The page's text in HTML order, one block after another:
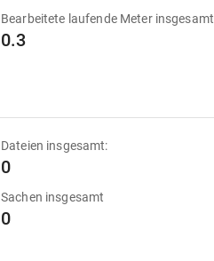
Bearbeitete laufende Meter insgesamt
0.3
Dateien insgesamt:
0
Sachen insgesamt
0